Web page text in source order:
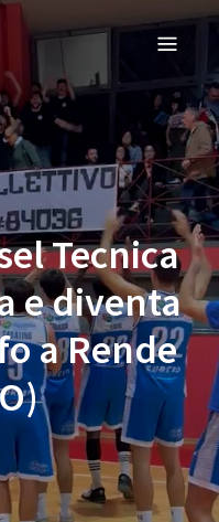
Tecnica
e diventa
a Rende